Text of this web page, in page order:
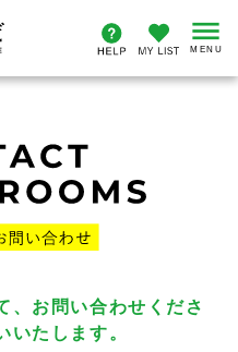
お問い合わせくださ
いたします。